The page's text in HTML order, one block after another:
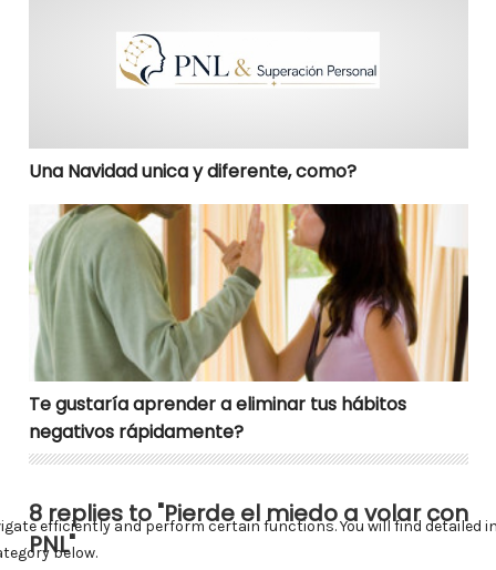
Una Navidad unica y diferente, como?
Te gustaría aprender a eliminar tus hábitos
Te gustaría aprender a eliminar tus hábitos
negativos rápidamente?
8 replies to "Pierde el miedo a volar con
PNL"